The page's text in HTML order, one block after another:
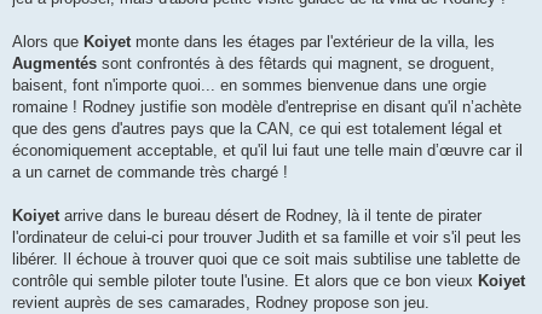
Alors que Koiyetmonte dans les étages par l'extérieur de la villa, les
Augmentés sont confrontés à des fêtards qui magnent, se droguent,
baisent, font n'importe quoi... en sommes bienvenue dans une orgie
romaine ! Rodney justifie son modèle d'entreprise en disant qu'il n’achète
que des gens d'autres pays que la CAN, ce qui est totalement légal et
économiquement acceptable, et qu'il lui faut une telle main d’œuvre car il
a un carnet de commande très chargé !
Koiyetarrive dans le bureau désert de Rodney, là il tente de pirater
l'ordinateur de celui-ci pour trouver Judith et sa famille et voir s'il peut les
libérer. Il échoue à trouver quoi que ce soit mais subtilise une tablette de
contrôle qui semble piloter toute l'usine. Et alors que ce bon vieux Koiyet
revient auprès de ses camarades, Rodney propose son jeu.